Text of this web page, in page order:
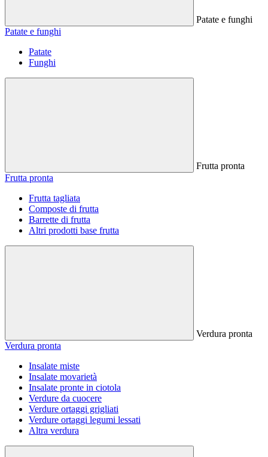
Patate e funghi
Patate e funghi
Patate
Funghi
Frutta pronta
Frutta pronta
Frutta tagliata
Composte di frutta
Barrette di frutta
Altri prodotti base frutta
Verdura pronta
Verdura pronta
Insalate miste
Insalate movarietà
Insalate pronte in ciotola
Verdure da cuocere
Verdure ortaggi grigliati
Verdure ortaggi legumi lessati
Altra verdura